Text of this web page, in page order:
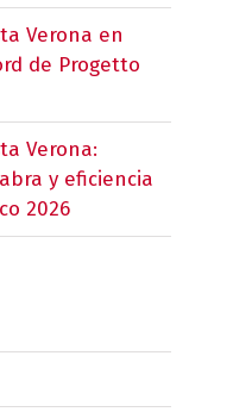
Verona en
de Progetto
Verona:
y eficiencia
2026